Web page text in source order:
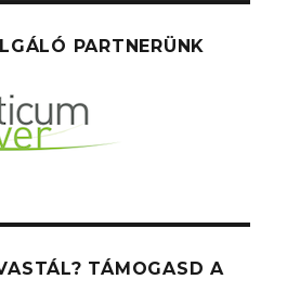
PARTNERÜNK
TÁMOGASD A